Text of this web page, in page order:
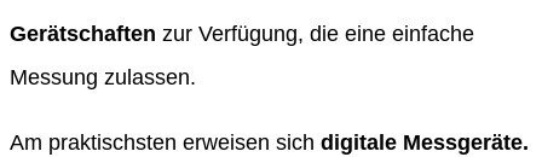
Gerätschaften zur Verfügung, die eine einfache
Messung zulassen.
Am praktischsten erweisen sich digitale Messgeräte.